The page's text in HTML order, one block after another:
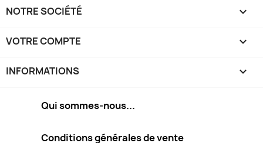
NOTRE SOCIÉTÉ 
VOTRE COMPTE 
INFORMATIONS keyboard_arrow_down
Qui sommes-nous...
Conditions générales de vente